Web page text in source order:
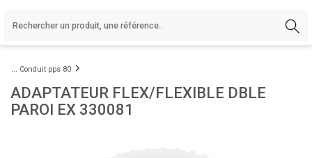
Conduit pps 80
ADAPTATEUR FLEX/FLEXIBLE DBLE
PAROI EX 330081